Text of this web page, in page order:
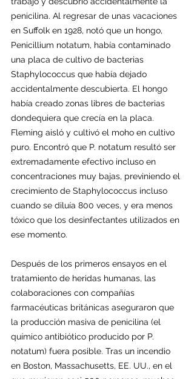
penicilina. Al regresar de unas vacaciones
en Suffolk en 1928, notó que un hongo,
Penicillium notatum, había contaminado
una placa de cultivo de bacterias
Staphylococcus que había dejado
accidentalmente descubierta. El hongo
había creado zonas libres de bacterias
dondequiera que crecía en la placa.
Fleming aisló y cultivó el moho en cultivo
puro. Encontró que P. notatum resultó ser
extremadamente efectivo incluso en
concentraciones muy bajas, previniendo el
crecimiento de Staphylococcus incluso
cuando se diluía 800 veces, y era menos
tóxico que los desinfectantes utilizados en
ese momento.
Después de los primeros ensayos en el
tratamiento de heridas humanas, las
colaboraciones con compañías
farmacéuticas británicas aseguraron que
la producción masiva de penicilina (el
químico antibiótico producido por P.
notatum) fuera posible. Tras un incendio
en Boston, Massachusetts, EE. UU., en el